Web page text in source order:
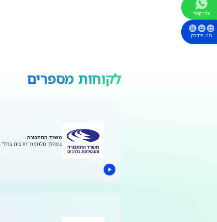
צרו קשר
תנו פידבק
לקוחות מספרים
משרד התחבורה
במהלך מלחמת 'חרבות ברזל' …